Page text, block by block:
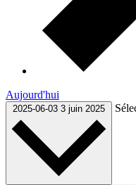
Aujourd'hui
2025-06-03 3 juin 2025